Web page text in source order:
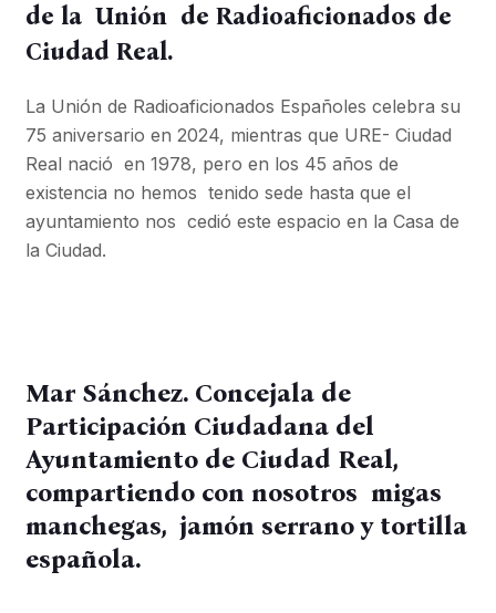
de la Unión de Radioaficionados de
Ciudad Real.
La Unión de Radioaficionados Españoles celebra su
75 aniversario en 2024, mientras que URE- Ciudad
Real nació en 1978, pero en los 45 años de
existencia no hemos tenido sede hasta que el
ayuntamiento nos cedió este espacio en la Casa de
la Ciudad.
Mar Sánchez. Concejala de
Participación Ciudadana del
Ayuntamiento de Ciudad Real,
compartiendo con nosotros migas
manchegas, jamón serrano y tortilla
española.